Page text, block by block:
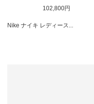
102,800円
Nike ナイキ レディース...